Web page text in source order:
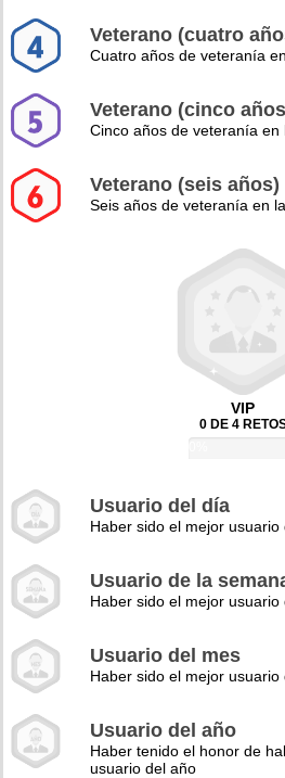
Veterano (cuatro
Cuatro años de veteranía
Veterano (cinco
Cinco años de veteranía en
Veterano (seis años)
Seis años de veteranía en
VIP
0 DE 4
Usuario del día
Haber sido el mejor usuario
Usuario de la
Haber sido el mejor usuario
Usuario del mes
Haber sido el mejor usuario
Usuario del año
Haber tenido el honor de
usuario del año